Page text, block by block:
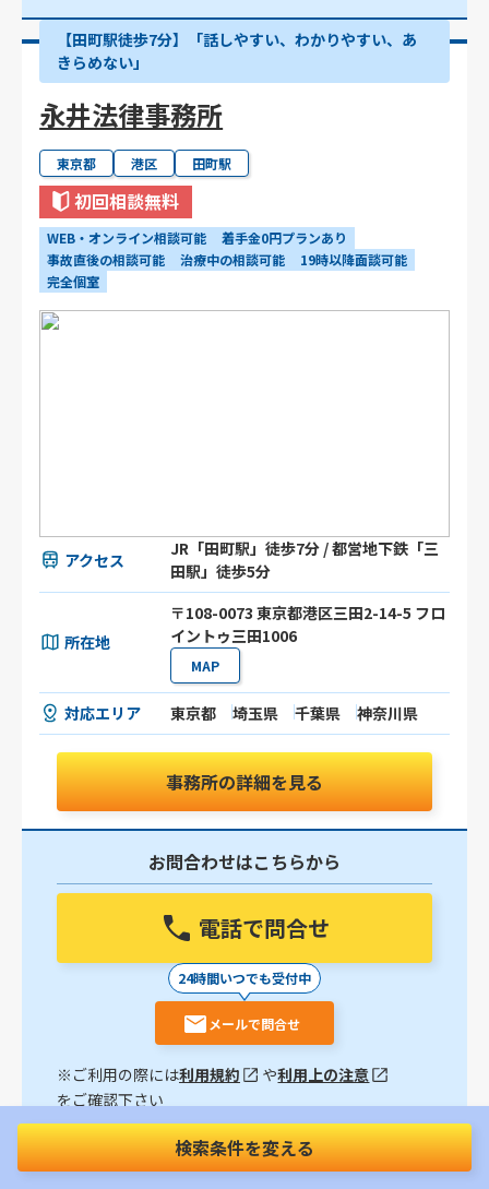
【田町駅徒歩7分】「話しやすい、わかりやすい、あ
きらめない」
永井法律事務所
東京都 港区 田町駅
初回相談無料
WEB・オンライン相談可能
着手金0円プランあり
事故直後の相談可能
治療中の相談可能
19時以降面談可能
完全個室
アクセス
JR「田町駅」徒歩7分 / 都営地下鉄「三
田駅」徒歩5分
所在地
〒108-0073 東京都港区三田2-14-5 フロ
イントゥ三田1006
MAP
対応エリア 東京都 埼玉県 千葉県 神奈川県
事務所の詳細を見る
お問合わせはこちらから
電話で問合せ
24時間いつでも受付中
メールで問合せ
※ご利用の際には利用規約 や利用上の注意
をご確認下さい
【東京駅徒歩3分】初回相談無料24時間365日電話対応
｜交通事故の被害者の盾となり全力でサポートいたし
検索条件を変える